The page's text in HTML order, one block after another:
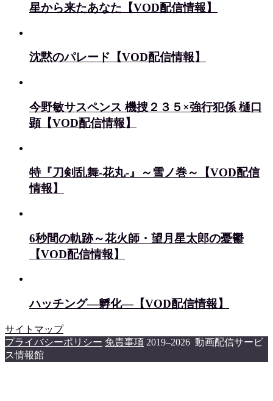
星から来たあなた【VOD配信情報】
沈黙のパレード【VOD配信情報】
今野敏サスペンス 機捜２３５×強行犯係 樋口
顕【VOD配信情報】
特『刀剣乱舞-花丸-』～雪ノ巻～【VOD配信
情報】
6秒間の軌跡～花火師・望月星太郎の憂鬱
【VOD配信情報】
ハッチング―孵化―【VOD配信情報】
サイトマップ
プライバシーポリシー 免責事項 2019–2026 動画配信サービ
ス情報館